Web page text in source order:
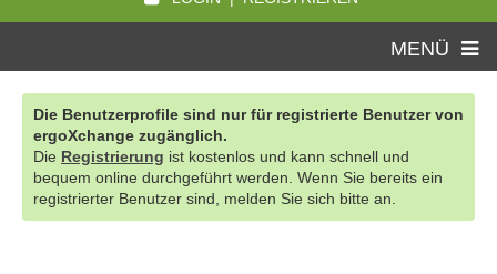
MENÜ
Die Benutzerprofile sind nur für registrierte Benutzer von
ergoXchange zugänglich.
Die Registrierung ist kostenlos und kann schnell und
bequem online durchgeführt werden. Wenn Sie bereits ein
registrierter Benutzer sind, melden Sie sich bitte an.